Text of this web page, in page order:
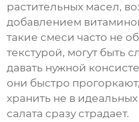
растительных масел,
добавлением
такие смеси часто не
текстурой, могут быть
давать нужной
они быстро
хранить не в идеальных
салата сразу страдает.